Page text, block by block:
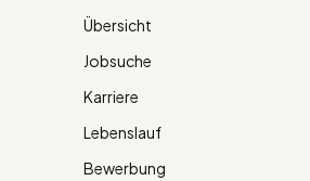
Übersicht
Jobsuche
Karriere
Lebenslauf
Bewerbung